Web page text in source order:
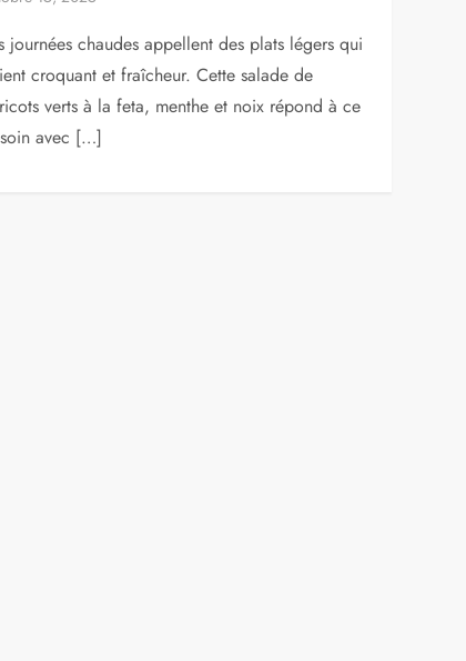
journées chaudes appellent des plats légers qui
croquant et fraîcheur. Cette salade de
verts à la feta, menthe et noix répond à ce
avec […]